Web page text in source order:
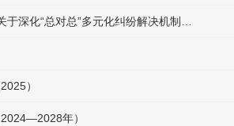
深化“总对总”多元化纠纷解决机制…
）
年）